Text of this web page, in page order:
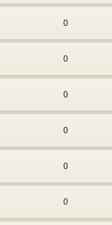
0
0
0
0
0
0